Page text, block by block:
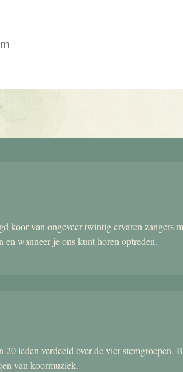
koor van ongeveer twintig ervaren zangers
wanneer je ons kunt horen optreden.
leden verdeeld over de vier stemgroepen.
van koormuziek.